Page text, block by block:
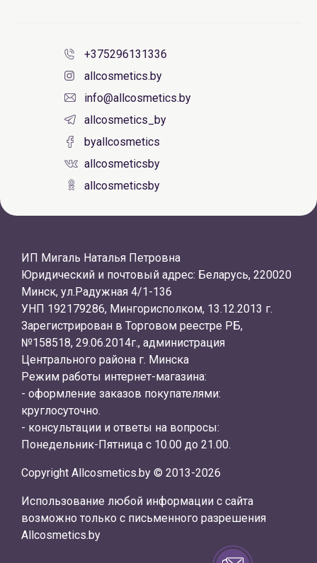
+375296131336
allcosmetics.by
info@allcosmetics.by
allcosmetics_by
byallcosmetics
allcosmeticsby
allcosmeticsby
ИП Мигаль Наталья Петровна
Юридический и почтовый адрес: Беларусь, 220020
Минск, ул.Радужная 4/1-136
УНП 192179286, Мингорисполком, 13.12.2013 г.
Зарегистрирован в Торговом реестре РБ,
№158518, 29.06.2014г., администрация
Центрального района г. Минска
Режим работы интернет-магазина:
- оформление заказов покупателями:
круглосуточно.
- консультации и ответы на вопросы:
Понедельник-Пятница с 10.00 до 21.00.
Copyright Allcosmetics.by © 2013-2026
Использование любой информации с сайта
возможно только с письменного разрешения
Allcosmetics.by